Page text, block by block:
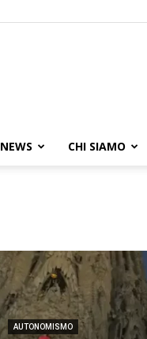
NEWS CHI SIAMO
AUTONOMISMO